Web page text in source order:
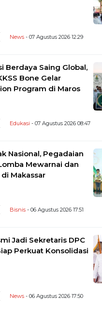
News - 07 Agustus 2026 12:29
Berdaya Saing Global,
Bone Gelar
Program di Maros
Edukasi - 07 Agustus 2026 08:47
Nasional, Pegadaian
Mewarnai dan
Makassar
Bisnis - 06 Agustus 2026 17:51
Jadi Sekretaris DPC
Perkuat Konsolidasi
News - 06 Agustus 2026 17:50